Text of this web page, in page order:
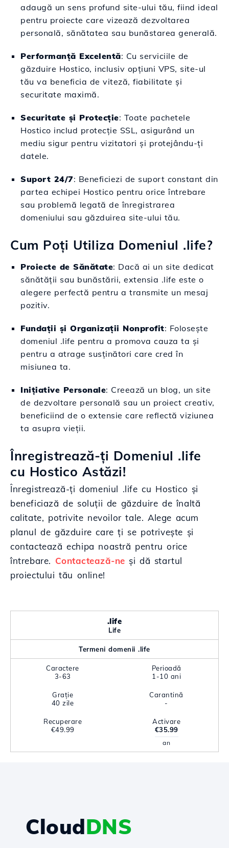
adaugă un sens profund site-ului tău, fiind ideal
pentru proiecte care vizează dezvoltarea
personală, sănătatea sau bunăstarea generală.
Performanță Excelentă: Cu serviciile de
găzduire Hostico, inclusiv opțiuni VPS, site-ul
tău va beneficia de viteză, fiabilitate și
securitate maximă.
Securitate și Protecție: Toate pachetele
Hostico includ protecție SSL, asigurând un
mediu sigur pentru vizitatori și protejându-ți
datele.
Suport 24/7: Beneficiezi de suport constant din
partea echipei Hostico pentru orice întrebare
sau problemă legată de înregistrarea
domeniului sau găzduirea site-ului tău.
Cum Poți Utiliza Domeniul .life?
Proiecte de Sănătate: Dacă ai un site dedicat
sănătății sau bunăstării, extensia .life este o
alegere perfectă pentru a transmite un mesaj
pozitiv.
Fundații și Organizații Nonprofit: Folosește
domeniul .life pentru a promova cauza ta și
pentru a atrage susținători care cred în
misiunea ta.
Inițiative Personale: Creează un blog, un site
de dezvoltare personală sau un proiect creativ,
beneficiind de o extensie care reflectă viziunea
ta asupra vieții.
Înregistrează-ți Domeniul .life
cu Hostico Astăzi!
Înregistrează-ți domeniul .life cu Hostico și
beneficiază de soluții de găzduire de înaltă
calitate, potrivite nevoilor tale. Alege acum
planul de găzduire care ți se potrivește și
contactează echipa noastră pentru orice
întrebare. Contactează-ne și dă startul
proiectului tău online!
.life
Life
Termeni domenii .life
Caractere
3-63
Perioadă
1-10 ani
Grație
40 zile
Carantină
-
Recuperare
€49.99
Activare
€35.99
an
CloudDNS